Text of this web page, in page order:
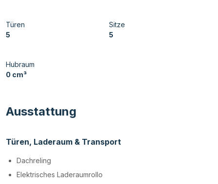
Türen
5
Sitze
5
Hubraum
0 cm³
Ausstattung
Türen, Laderaum & Transport
Dachreling
Elektrisches Laderaumrollo